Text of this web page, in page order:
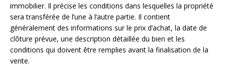
immobilier. Il précise les conditions dans lesquelles la propriété
sera transférée de l’une à l’autre partie. Il contient
généralement des informations sur le prix d’achat, la date de
clôture prévue, une description détaillée du bien et les
conditions qui doivent être remplies avant la finalisation de la
vente.